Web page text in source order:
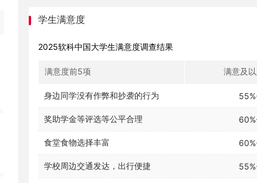
学生满意度
2025软科中国大学生满意度调查结果
满意度前5项 满意及
身边同学没有作弊和抄袭的行为
奖助学金等评选等公平合理
食堂食物选择丰富
学校周边交通发达，出行便捷